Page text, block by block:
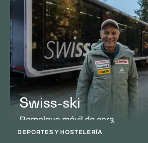
Swiss-ski
Remolque móvil de cera
DEPORTES Y HOSTELERÍA